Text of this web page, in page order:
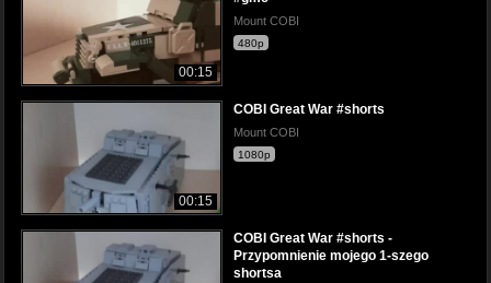
00:15
Mount COBI
480p
00:15
COBI Great War #shorts
Mount COBI
1080p
COBI Great War #shorts -
Przypomnienie mojego 1-szego
shortsa